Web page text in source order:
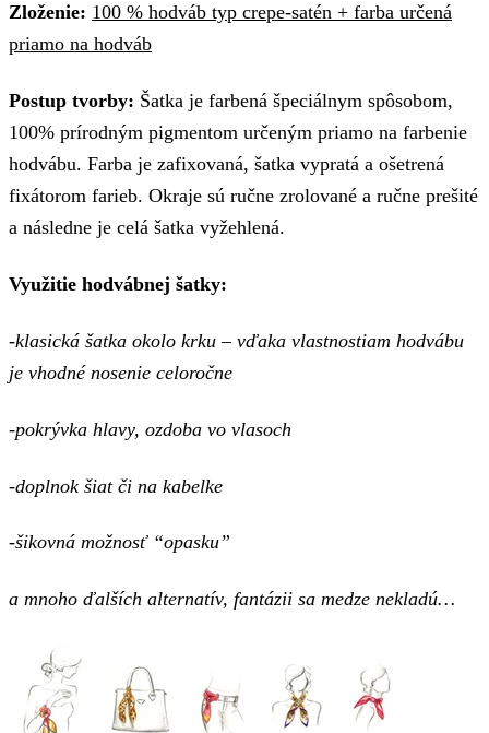
Zloženie: 100 % hodváb typ crepe-satén + farba určená
priamo na hodváb
Postup tvorby: Šatka je farbená špeciálnym spôsobom,
100% prírodným pigmentom určeným priamo na farbenie
hodvábu. Farba je zafixovaná, šatka vypratá a ošetrená
fixátorom farieb. Okraje sú ručne zrolované a ručne prešité
a následne je celá šatka vyžehlená.
Využitie hodvábnej šatky:
-klasická šatka okolo krku – vďaka vlastnostiam hodvábu
je vhodné nosenie celoročne
-pokrývka hlavy, ozdoba vo vlasoch
-doplnok šiat či na kabelke
-šikovná možnosť “opasku”
a mnoho ďalších alternatív, fantázii sa medze nekladú…